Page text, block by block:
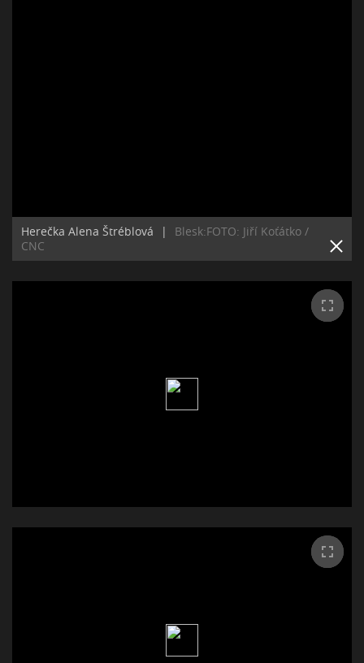
Herečka Alena Štréblová |
Blesk:FOTO: Jiří Koťátko /
CNC